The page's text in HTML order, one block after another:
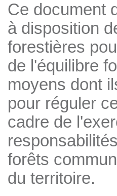
Ce document
à disposition
forestières
de l'équilibre
moyens dont
pour réguler
cadre de
forêts
du territoire.